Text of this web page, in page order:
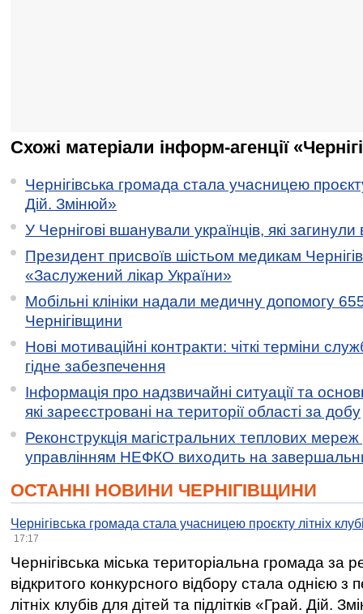
Схожі матеріали інформ-агенції
Чернігівська громада стала учасницею
Дій. Змінюй»
У Чернігові вшанували українців, які загинули
Президент присвоїв шістьом медикам
«Заслужений лікар України»
Мобільні клініки надали медичну допомогу
Чернігівщини
Нові мотиваційні контракти: чіткі терміни
гідне забезпечення
Інформація про надзвичайні ситуації та
які зареєстровані на території області за добу
Реконструкція магістральних теплових мереж
управлінням НЕФКО виходить на
ОСТАННІ НОВИНИ ЧЕРНІГІВЩИНИ
Чернігівська громада стала учасницею проєкту літніх
17:17
Чернігівська міська територіальна громада за
відкритого конкурсного відбору стала однією
літніх клубів для дітей та підлітків «Грай. Дій.